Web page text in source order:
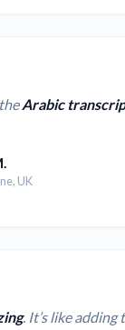
Arabic
UK
. It’s like